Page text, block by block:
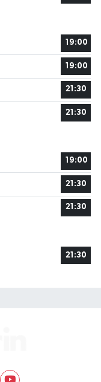
19:00
19:00
21:30
21:30
19:00
21:30
21:30
21:30